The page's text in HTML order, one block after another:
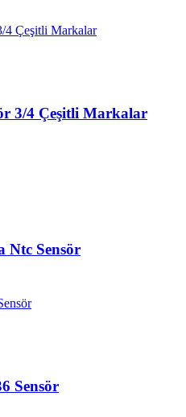
3/4 Çeşitli Markalar
Ntc Sensör
Sensör